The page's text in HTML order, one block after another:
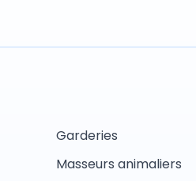
Garderies
Masseurs animaliers